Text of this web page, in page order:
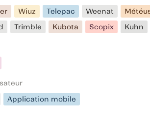
Wiuz Telepac Weenat
Trimble Kubota Scopix Kuhn
Application mobile